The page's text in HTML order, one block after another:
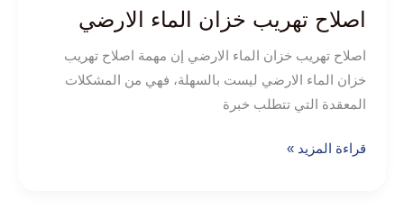
اصلاح تهريب خزان الماء الارضي
اصلاح تهريب خزان الماء الارضي إن مهمة اصلاح تهريب
خزان الماء الارضي ليست بالسهلة، فهي من المشكلات
المعقدة التي تتطلب خبرة
قراءة المزيد »